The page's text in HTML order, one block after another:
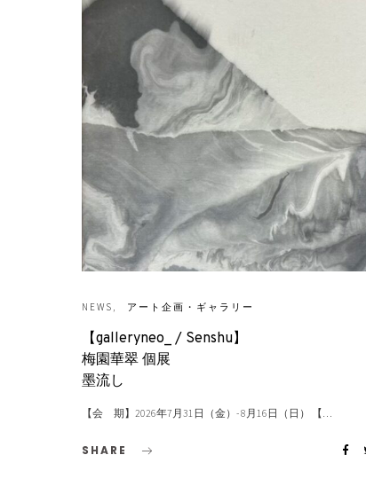
NEWS アート企画・ギャラリー
【galleryneo_ / Senshu】
梅園華翠 個展
墨流し
【会 期】2026年7月31日（金）- 8月16日（日） 【…
SHARE